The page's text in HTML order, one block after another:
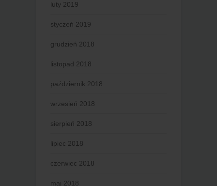
luty 2019
styczeń 2019
grudzień 2018
listopad 2018
październik 2018
wrzesień 2018
sierpień 2018
lipiec 2018
czerwiec 2018
maj 2018